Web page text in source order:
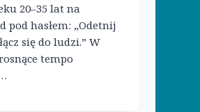
20–35 lat na
pod hasłem: „Odetnij
się do ludzi.” W
tempo